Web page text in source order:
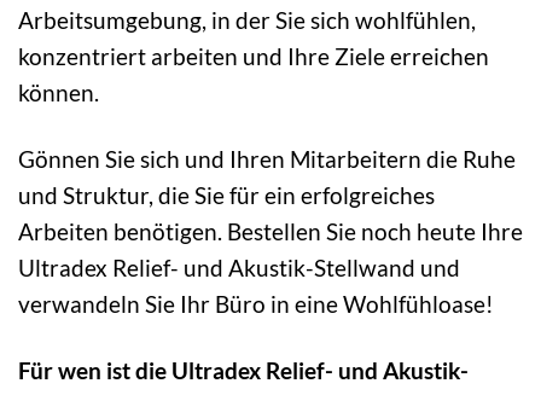
Arbeitsumgebung, in der Sie sich wohlfühlen,
konzentriert arbeiten und Ihre Ziele erreichen
können.
Gönnen Sie sich und Ihren Mitarbeitern die Ruhe
und Struktur, die Sie für ein erfolgreiches
Arbeiten benötigen. Bestellen Sie noch heute Ihre
Ultradex Relief- und Akustik-Stellwand und
verwandeln Sie Ihr Büro in eine Wohlfühloase!
Für wen ist die Ultradex Relief- und Akustik-